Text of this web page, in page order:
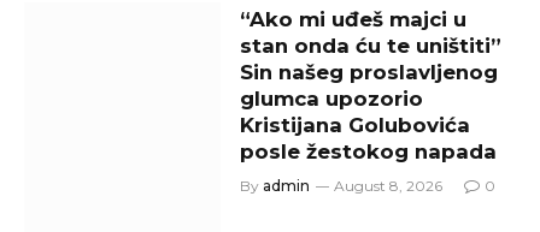
“Ako mi uđeš majci u
stan onda ću te uništiti”
Sin našeg proslavljenog
glumca upozorio
Kristijana Golubovića
posle žestokog napada
By admin August 8, 2026 0